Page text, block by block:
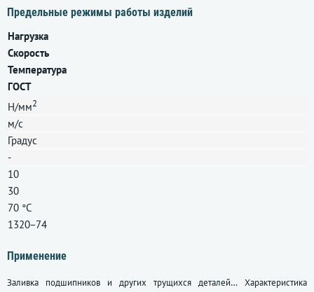
Предельные режимы работы изделий
Нагрузка
Скорость
Температура
ГОСТ
Н/мм2
м/с
Градус
-
10
30
70 °C
1320−74
Применение
Заливка подшипников и других трущихся деталей… Характеристика